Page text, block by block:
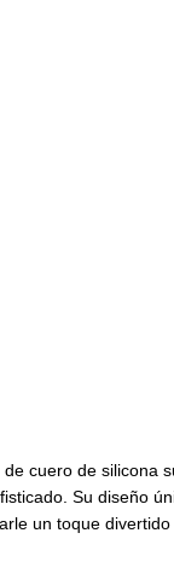
cuero de silicona
Su diseño
un toque